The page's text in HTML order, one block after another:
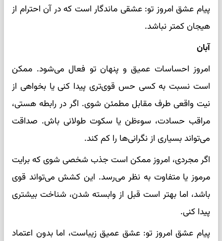
پیام عشق امروز تو: عشقی ماندگار است که در آن احترام از
هیجان کمتر نباشد.
آبان
امروز احساسات عمیق و پنهان تو فعال می‌شود. ممکن
است نسبت به کسی حس قوی‌تری پیدا کنی یا بخواهی از
نیت واقعی طرف مقابل مطمئن شوی. اگر در رابطه هستی،
مراقب حسادت، سوءظن یا سکوت طولانی باش. صداقت
می‌تواند بسیاری از نگرانی‌ها را کم کند.
اگر مجردی، امروز ممکن است جذب شخصی شوی که برایت
مرموز یا متفاوت به نظر می‌رسد. این کشش می‌تواند قوی
باشد، اما بهتر است قبل از وابسته شدن، شناخت بیشتری
پیدا کنی.
پیام عشق امروز تو: عشق عمیق زیباست، اما بدون اعتماد